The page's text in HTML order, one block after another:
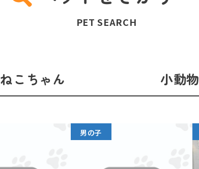
PET SEARCH
ねこちゃん 小動物
男の子